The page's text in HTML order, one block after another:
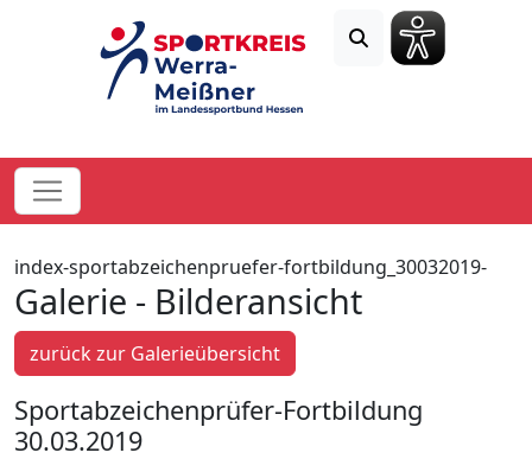
index-sportabzeichenpruefer-fortbildung_30032019-
Galerie - Bilderansicht
zurück zur Galerieübersicht
Sportabzeichenprüfer-Fortbildung
30.03.2019